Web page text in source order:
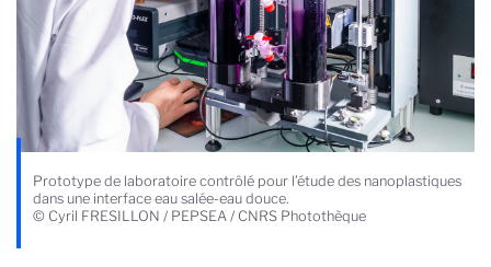
Prototype de laboratoire contrôlé pour l’étude des nanoplastiques
dans une interface eau salée-eau douce.
© Cyril FRESILLON / PEPSEA / CNRS Photothèque